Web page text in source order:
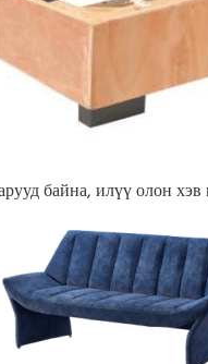
байна, илүү олон